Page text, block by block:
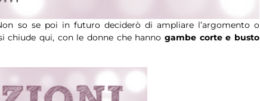
so se poi in futuro deciderò di ampliare l’argomento o
chiude qui, con le donne che hanno gambe corte e busto